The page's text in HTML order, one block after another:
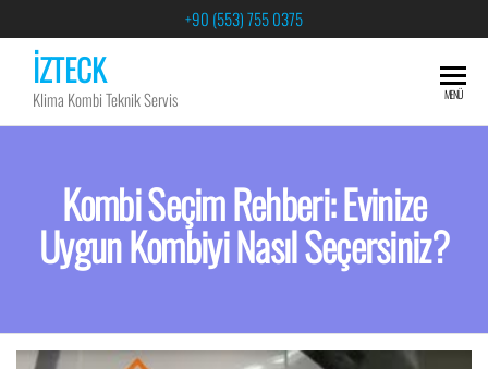
+90 (553) 755 0375
İZTECK
Klima Kombi Teknik Servis MENÜ
Kombi Seçim Rehberi: Evinize
Uygun Kombiyi Nasıl Seçersiniz?